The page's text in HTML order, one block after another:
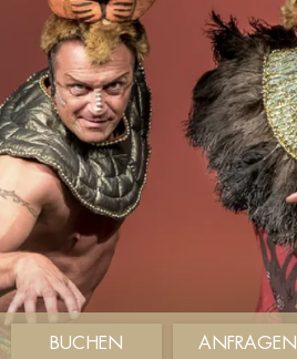
BUCHEN ANFRAGEN